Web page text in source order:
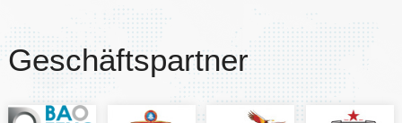
Geschäftspartner